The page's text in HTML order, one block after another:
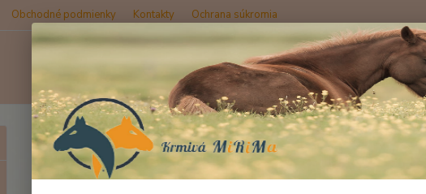
Obchodné podmienky Kontakty Ochrana súkromia
Hľadať
Úvod Krmivo pre kone St. HIPPOLYT Struktur E bez obilnín 15 kg
Struktur E bez obilnín 15 kg